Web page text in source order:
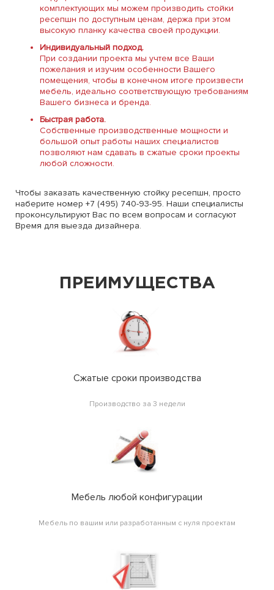
комплектующих мы можем производить стойки
ресепшн по доступным ценам, держа при этом
высокую планку качества своей продукции.
Индивидуальный подход.
При создании проекта мы учтем все Ваши
пожелания и изучим особенности Вашего
помещения, чтобы в конечном итоге произвести
мебель, идеально соответствующую требованиям
Вашего бизнеса и бренда.
Быстрая работа.
Собственные производственные мощности и
большой опыт работы наших специалистов
позволяют нам сдавать в сжатые сроки проекты
любой сложности.
Чтобы заказать качественную стойку ресепшн, просто
наберите номер +7 (495) 740-93-95. Наши специалисты
проконсультируют Вас по всем вопросам и согласуют
Время для выезда дизайнера.
ПРЕИМУЩЕСТВА
Сжатые сроки производства
Производство за 3 недели
Мебель любой конфигурации
Мебель по вашим или разработанным с нуля проектам